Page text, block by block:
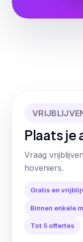
Plaats je
Vraag
hoveniers.
Gratis en
Binnen enkele
Tot 5 offertes